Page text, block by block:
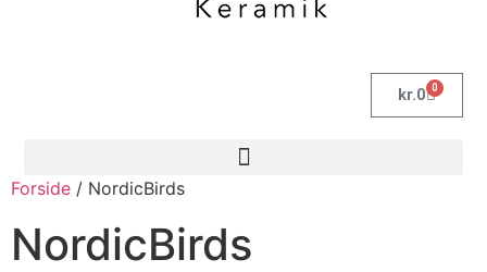
kr.0 0
Forside / NordicBirds
NordicBirds